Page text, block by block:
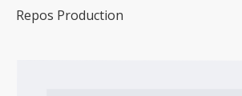
Repos Production